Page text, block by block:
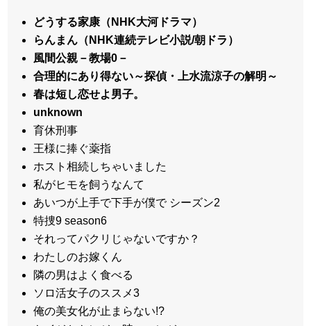
どうする家康（NHK大河ドラマ）
らんまん（NHK連続テレビ小説/朝ドラ）
風間公親－教場0－
合理的にあり得ない～探偵・上水流涼子の解明～
春は短し恋せよ男子。
unknown
育休刑事
王様に捧ぐ薬指
ホスト相続しちゃいました
私がヒモを飼うなんて
あいつが上手で下手が僕で シーズン2
特捜9 season6
それってパクリじゃないですか？
わたしのお嫁くん
隣の男はよく食べる
ソロ活女子のススメ3
俺の美女化が止まらない!?